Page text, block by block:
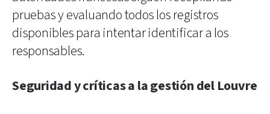
pruebas y evaluando todos los registros
disponibles para intentar identificar a los
responsables.
Seguridad y críticas a la gestión del Louvre